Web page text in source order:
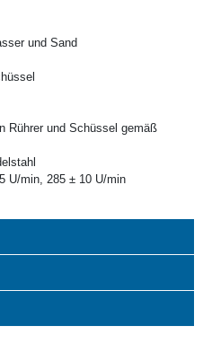
und Sand
Rührer und Schüssel gemäß
U/min, 285 ± 10 U/min